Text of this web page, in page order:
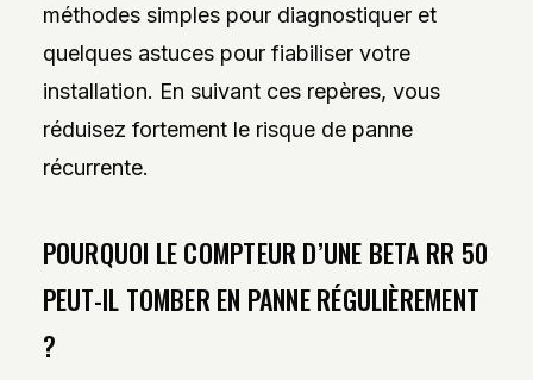
méthodes simples pour diagnostiquer et
quelques astuces pour fiabiliser votre
installation. En suivant ces repères, vous
réduisez fortement le risque de panne
récurrente.
POURQUOI LE COMPTEUR D’UNE BETA RR 50
PEUT-IL TOMBER EN PANNE RÉGULIÈREMENT
?